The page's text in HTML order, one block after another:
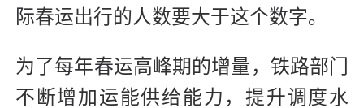
际春运出行的人数要大于这个数字。
为了每年春运高峰期的增量，铁路部门
不断增加运能供给能力，提升调度水